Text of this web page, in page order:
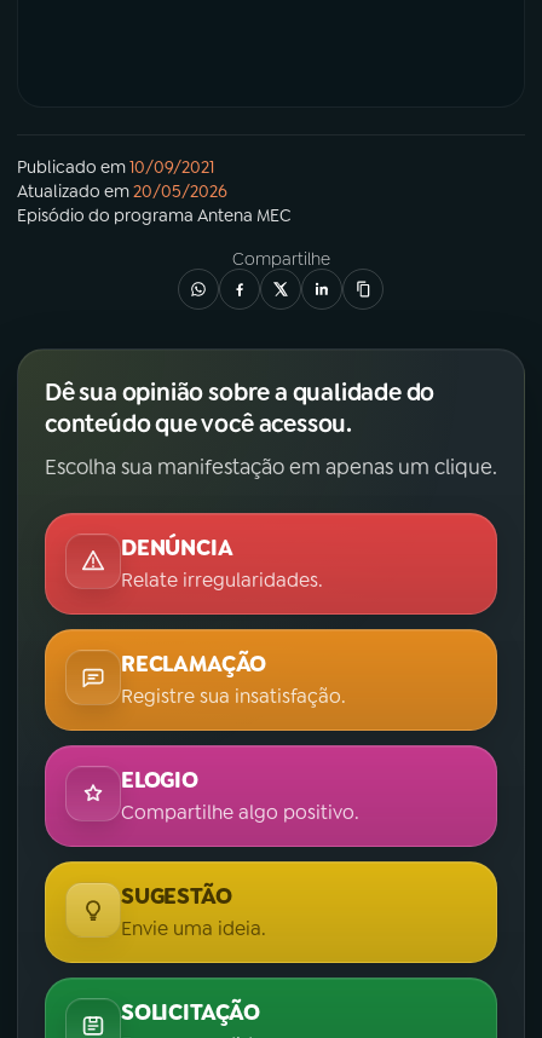
Publicado em10/09/2021
Atualizado em20/05/2026
Episódio do programa Antena MEC
Compartilhe
Dê sua opinião sobre a qualidade do
conteúdo que você acessou.
Escolha sua manifestação em apenas um clique.
DENÚNCIA
Relate irregularidades.
RECLAMAÇÃO
Registre sua insatisfação.
ELOGIO
Compartilhe algo positivo.
SUGESTÃO
Envie uma ideia.
SOLICITAÇÃO